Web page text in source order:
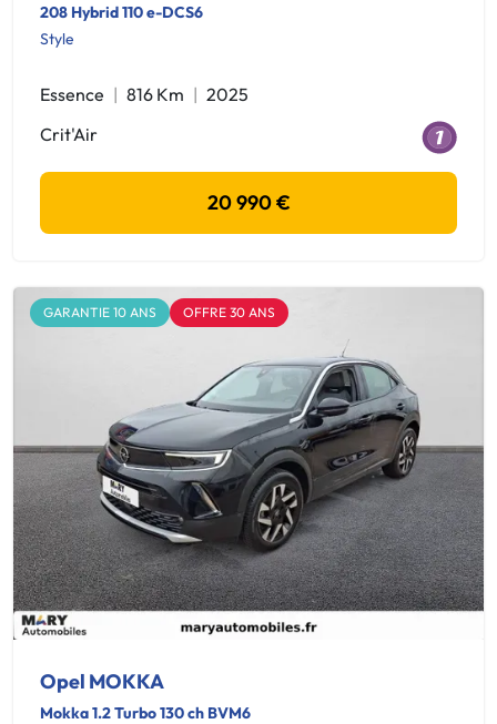
208 Hybrid 110 e-DCS6
Style
Essence 816 Km
2025
Crit'Air
20 990 €
GARANTIE 10 ANS OFFRE 30 ANS
Opel MOKKA
Mokka 1.2 Turbo 130 ch BVM6